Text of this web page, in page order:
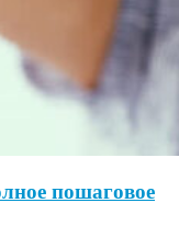
пошаговое